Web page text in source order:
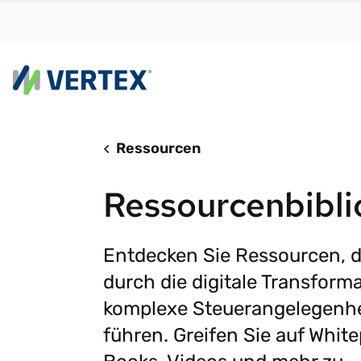
mit
Skalierbarkeit
Vertex Cloud
Steuer-
e-Invoicing
SONDERBERICHT
Mit den
Ressourcen
Entdecken Sie Ressourcen,
durch die digitale
komplexe
führen. Greifen Sie auf